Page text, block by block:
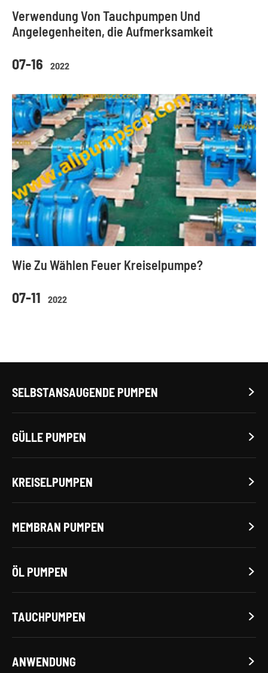
07-16 2022
Verwendung Von Tauchpumpen Und
Angelegenheiten, die Aufmerksamkeit
07-11 2022
Wie Zu Wählen Feuer Kreiselpumpe?
SELBSTANSAUGENDE PUMPEN 
GÜLLE PUMPEN 
KREISELPUMPEN 
MEMBRAN PUMPEN 
ÖL PUMPEN 
TAUCHPUMPEN 
ANWENDUNG 